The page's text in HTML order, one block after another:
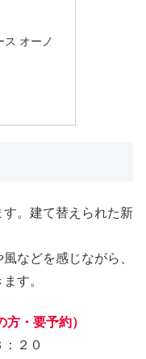
ス オーノ
。建て替えられた新
などを感じながら、
す。
方・要予約）
２０